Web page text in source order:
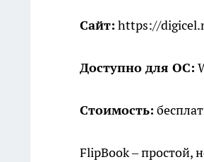
Сайт: https://
Доступно для ОС:
Стоимость:
FlipBook – простой,